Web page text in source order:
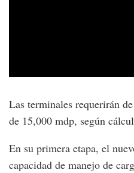
Las terminales requerirán
de 15,000 mdp, según
En su primera etapa, el
capacidad de manejo de